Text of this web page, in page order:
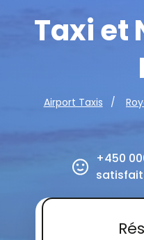
Taxi et
Airport Taxis
+450